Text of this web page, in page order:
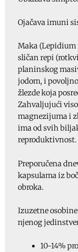
Ojačava imuni
Maka
sličan repi
planinskog
jodom, i
žlezde koja
Zahvaljujući
magnezijuma i
ima od svih
reproduktivnost.
Preporučena
kapsulama iz
obroka.
Izuzetne
njenog
10-14%